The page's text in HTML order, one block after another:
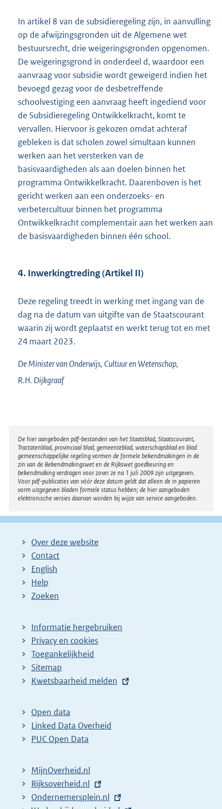
In artikel 8 van de subsidieregeling zijn, in aanvulling
op de afwijzingsgronden uit de Algemene wet
bestuursrecht, drie weigeringsgronden opgenomen.
De weigeringsgrond in onderdeel d, waardoor een
aanvraag voor subsidie wordt geweigerd indien het
bevoegd gezag voor de desbetreffende
schoolvestiging een aanvraag heeft ingediend voor
de Subsidieregeling Ontwikkelkracht, komt te
vervallen. Hiervoor is gekozen omdat achteraf
gebleken is dat scholen zowel simultaan kunnen
werken aan het versterken van de
basisvaardigheden als aan doelen binnen het
programma Ontwikkelkracht. Daarenboven is het
gericht werken aan een onderzoeks- en
verbetercultuur binnen het programma
Ontwikkelkracht complementair aan het werken aan
de basisvaardigheden binnen één school.
4. Inwerkingtreding (Artikel II)
Deze regeling treedt in werking met ingang van de
dag na de datum van uitgifte van de Staatscourant
waarin zij wordt geplaatst en werkt terug tot en met
24 maart 2023.
De Minister van Onderwijs, Cultuur en Wetenschap,
R.H. Dijkgraaf
Disclaimer
De hier aangeboden pdf-bestanden van het Staatsblad, Staatscourant,
Tractatenblad, provinciaal blad, gemeenteblad, waterschapsblad en blad
gemeenschappelijke regeling vormen de formele bekendmakingen in de
zin van de Bekendmakingswet en de Rijkswet goedkeuring en
bekendmaking verdragen voor zover ze na 1 juli 2009 zijn uitgegeven.
Voor pdf-publicaties van vóór deze datum geldt dat alleen de in papieren
vorm uitgegeven bladen formele status hebben; de hier aangeboden
elektronische versies daarvan worden bij wijze van service aangeboden.
Over deze website
Contact
English
Help
Zoeken
Informatie hergebruiken
Privacy en cookies
Toegankelijkheid
Sitemap
E
t
e
r
l
i
n
Kwetsbaarheid melden
Open data
Linked Data Overheid
PUC Open Data
MijnOverheid.nl
E
x
Rijksoverheid.nl
E
Ondernemersplein.nl